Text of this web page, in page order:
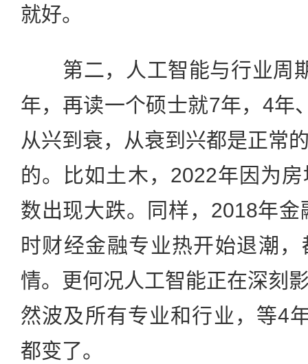
就好。
第二，人工智能与行业周
年，再读一个硕士就7年，4年
从兴到衰，从衰到兴都是正常
的。比如土木，2022年因为
数出现大跌。同样，2018年
时财经金融专业热开始退潮
情。更何况人工智能正在深刻
然波及所有专业和行业，等4
都变了。